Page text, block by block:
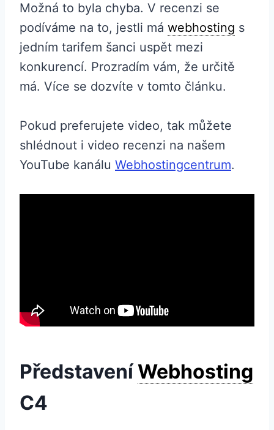
Možná to byla chyba. V recenzi se
podíváme na to, jestli má webhosting s
jedním tarifem šanci uspět mezi
konkurencí. Prozradím vám, že určitě
má. Více se dozvíte v tomto článku.
Pokud preferujete video, tak můžete
shlédnout i video recenzi na našem
YouTube kanálu Webhostingcentrum.
PředstaveníWebhosting
C4